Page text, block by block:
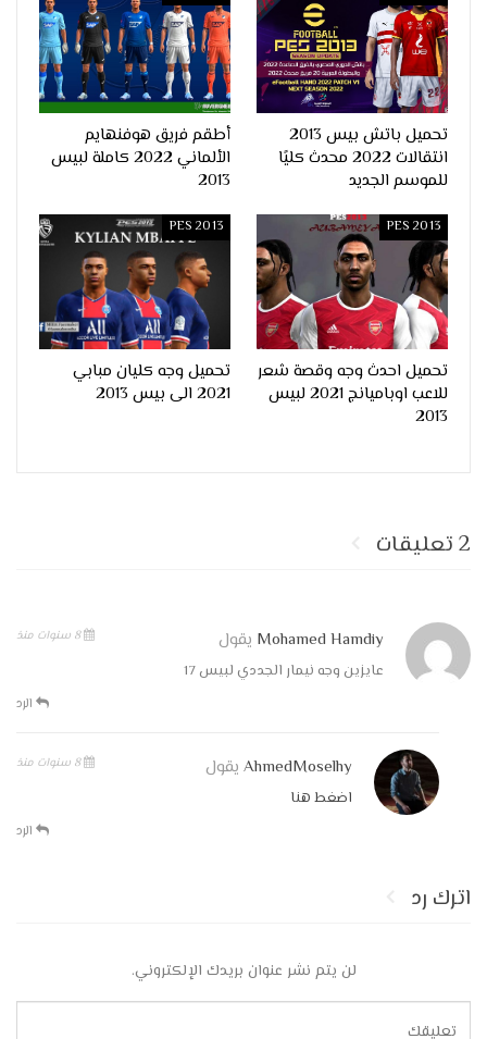
تحميل باتش بيس 2013
انتقالات 2022 محدث كليًا
للموسم الجديد
أطقم فريق هوفنهايم
الألماني 2022 كاملة لبيس
2013
PES 2013
تحميل احدث وجه وقصة شعر
للاعب اوباميانج 2021 لبيس
2013
PES 2013
تحميل وجه كليان مبابي
2021 الى بيس 2013
2 تعليقات
Mohamed Hamdiy يقول 8 سنوات منذ
عايزين وجه نيمار الجددي لبيس 17
الرد
AhmedMoselhy يقول 8 سنوات منذ
اضغط هنا
الرد
اترك رد
لن يتم نشر عنوان بريدك الإلكتروني.